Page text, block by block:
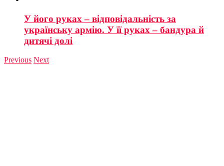
У його руках – відповідальність за
українську армію. У її руках – бандура й
дитячі долі
Previous Next